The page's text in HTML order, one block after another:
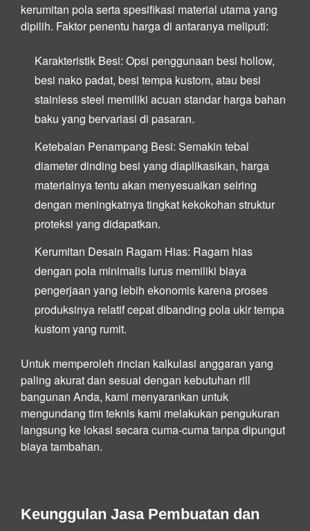
kerumitan pola serta spesifikasi material utama yang
dipilih. Faktor penentu harga di antaranya meliputi:
Karakteristik Besi: Opsi penggunaan besi hollow,
besi nako padat, besi tempa kustom, atau besi
stainless steel memiliki acuan standar harga bahan
baku yang bervariasi di pasaran.
Ketebalan Penampang Besi: Semakin tebal
diameter dinding besi yang diaplikasikan, harga
materialnya tentu akan menyesuaikan seiring
dengan meningkatnya tingkat kekokohan struktur
proteksi yang didapatkan.
Kerumitan Desain Ragam Hias: Ragam hias
dengan pola minimalis lurus memiliki biaya
pengerjaan yang lebih ekonomis karena proses
produksinya relatif cepat dibanding pola ukir tempa
kustom yang rumit.
Untuk memperoleh rincian kalkulasi anggaran yang
paling akurat dan sesuai dengan kebutuhan rill
bangunan Anda, kami menyarankan untuk
mengundang tim teknis kami melakukan pengukuran
langsung ke lokasi secara cuma-cuma tanpa dipungut
biaya tambahan.
Keunggulan Jasa Pembuatan dan